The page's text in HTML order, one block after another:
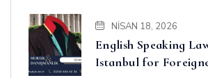
NISAN 18, 2026
English Speaking
Istanbul for